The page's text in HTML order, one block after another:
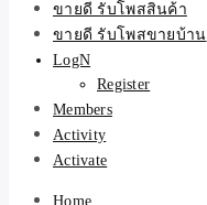
ขายดี รับโพสสินค้า
ขายดี รับโพสขายบ้าน
LogN
Register
Members
Activity
Activate
Home